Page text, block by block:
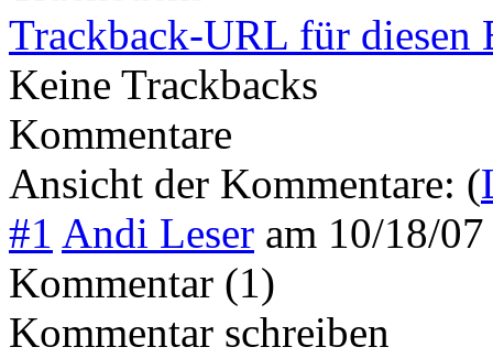
Trackback-URL für diesen
Keine Trackbacks
Kommentare
Ansicht der Kommentare: (
#1 Andi Leser am 10/18/
Kommentar (1)
Kommentar schreiben